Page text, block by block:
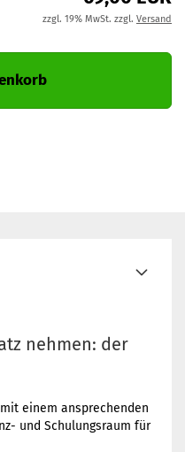
zzgl. 19% MwSt. zzgl. Versand
nehmen: der
einem ansprechenden
und Schulungsraum für